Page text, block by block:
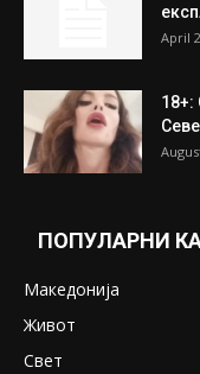
April
18+:
ПОПУЛАРНИ
Македонија
Живот
Свет